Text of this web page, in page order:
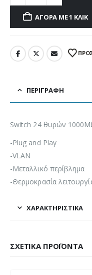
ΑΓΟΡΆ ΜΕ 1 ΚΛΙΚ
ΠΕΡΙΓΡΑΦΉ
Switch 24 θυρών
-Plug and Play
-VLAN
-Mεταλλικό περίβλημα
-Θερμοκρασία
ΧΑΡΑΚΤΗΡΙΣΤΙΚΆ
ΣΧΕΤΙΚΆ ΠΡΟΪΌΝΤΑ